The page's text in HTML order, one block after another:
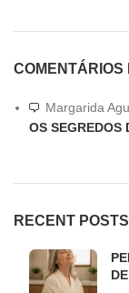
COMENTÁRIOS
Margarida
OS SEGREDOS
RECENT POSTS